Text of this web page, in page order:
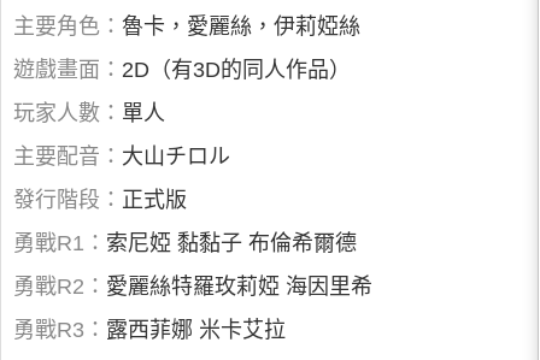
主要角色： 魯卡，愛麗絲，伊莉婭絲
遊戲畫面： 2D（有3D的同人作品）
玩家人數： 單人
主要配音： 大山チロル
發行階段： 正式版
勇戰R1： 索尼婭 黏黏子 布倫希爾德
勇戰R2： 愛麗絲特羅玫莉婭 海因里希
勇戰R3： 露西菲娜 米卡艾拉